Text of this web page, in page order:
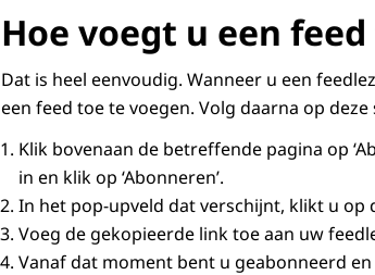
Hoe voegt u een
Dat is heel eenvoudig. Wanneer u een
een feed toe te voegen. Volg daarna op
Klik bovenaan de betreffende pagina op
in en klik op ‘Abonneren’.
In het pop-upveld dat verschijnt, klikt u op
Voeg de gekopieerde link toe aan uw
Vanaf dat moment bent u geabonneerd